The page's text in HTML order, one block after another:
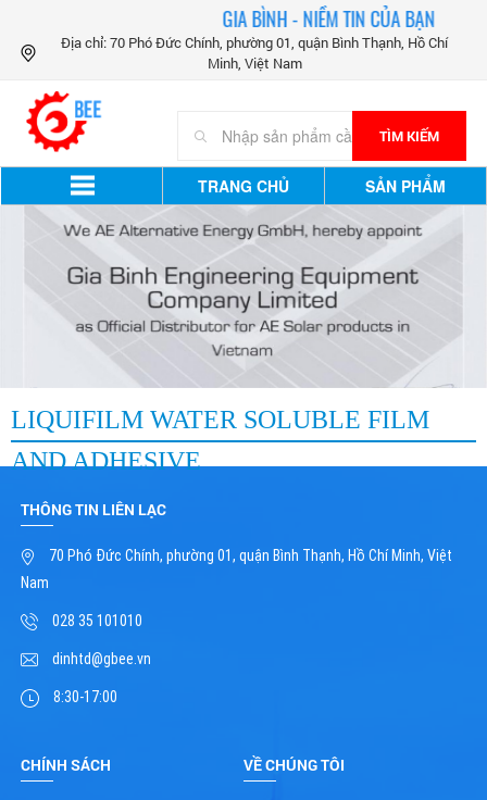
GIA BÌNH - NIỀM TIN CỦA BẠN
Địa chỉ: 70 Phó Đức Chính, phường 01, quận Bình Thạnh, Hồ Chí
Minh, Việt Nam
TÌM KIẾM
TRANG CHỦ SẢN PHẨM
LIQUIFILM WATER SOLUBLE FILM
AND ADHESIVE
THÔNG TIN LIÊN LẠC
70 Phó Đức Chính, phường 01, quận Bình Thạnh, Hồ Chí Minh, Việt
Nam
028 35 101010
dinhtd@gbee.vn
8:30-17:00
CHÍNH SÁCH VỀ CHÚNG TÔI